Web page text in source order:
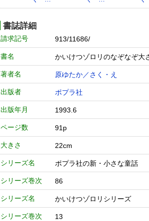
書誌詳細
請求記号 913/11686/
書名 かいけつゾロリのなぞなぞ
著者名 原ゆたか／さく・え
出版者 ポプラ社
出版年月 1993.6
ページ数 91p
大きさ 22cm
シリーズ名 ポプラ社の新・小さな童話
シリーズ巻次 86
シリーズ名 かいけつゾロリシリーズ
シリーズ巻次 13